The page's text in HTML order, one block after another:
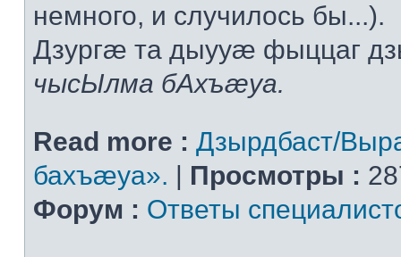
немного, и случилось бы...).
Дзургæ та дыууæ фыццаг
чысЫлма бАхъæуа.
Read more : Дзырдбаст/
бахъæуа». | Просмотры :
Форум : Ответы